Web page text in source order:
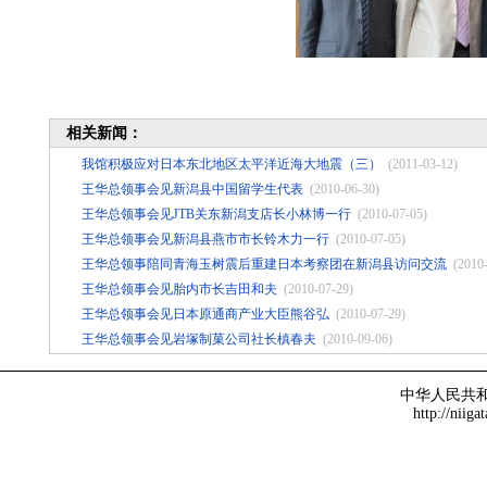
相关新闻：
我馆积极应对日本东北地区太平洋近海大地震（三）
(2011-03-12)
王华总领事会见新潟县中国留学生代表 (2010-06-30)
王华总领事会见JTB关东新潟支店长小林博一行 (2010-07-05)
王华总领事会见新潟县燕市市长铃木力一行 (2010-07-05)
王华总领事陪同青海玉树震后重建日本考察团在新潟县访问交流
王华总领事会见胎内市长吉田和夫 (2010-07-29)
王华总领事会见日本原通商产业大臣熊谷弘 (2010-07-29)
王华总领事会见岩塚制菓公司社长槙春夫 (2010-09-06)
中华人民共
http://